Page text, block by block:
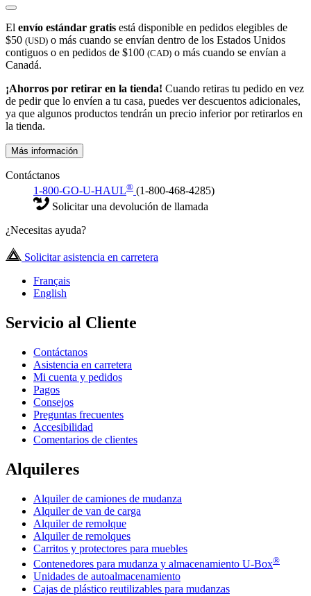
El envío estándar gratis está disponible en pedidos elegibles de
$50 (USD) o más cuando se envían dentro de los Estados Unidos
contiguos o en pedidos de $100 (CAD) o más cuando se envían a
Canadá.
¡Ahorros por retirar en la tienda! Cuando retiras tu pedido en vez
de pedir que lo envíen a tu casa, puedes ver descuentos adicionales,
ya que algunos productos tendrán un precio inferior por retirarlos en
la tienda.
Más información
Contáctanos
1-800-GO-U-HAUL® (1-800-468-4285)
Solicitar una devolución de llamada
¿Necesitas ayuda?
Solicitar asistencia en carretera
Français
English
Servicio al Cliente
Contáctanos
Asistencia en carretera
Mi cuenta y pedidos
Pagos
Consejos
Preguntas frecuentes
Accesibilidad
Comentarios de clientes
Alquileres
Alquiler de camiones de mudanza
Alquiler de van de carga
Alquiler de remolque
Alquiler de remolques
Carritos y protectores para muebles
Contenedores para mudanza y almacenamiento U-Box®
Unidades de autoalmacenamiento
Cajas de plástico reutilizables para mudanzas